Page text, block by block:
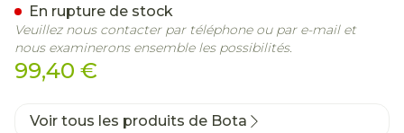
99,40 €
En rupture de stock
Veuillez nous contacter par téléphone ou par e-mail et
nous examinerons ensemble les possibilités.
Voir tous les produits de Bota